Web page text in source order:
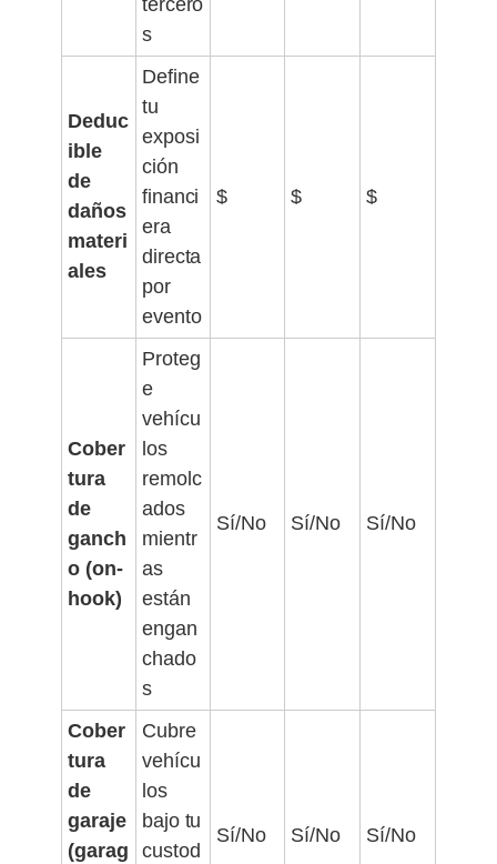
tercero
s
Deduc
ible
de
daños
materi
ales
Define
tu
exposi
ción
financi
era
directa
por
evento
$ $ $
Cober
tura
de
ganch
o (on-
hook)
Proteg
e
vehícu
los
remolc
ados
mientr
as
están
engan
chado
s
Sí/No Sí/No Sí/No
Cober
tura
de
garaje
(garag
Cubre
vehícu
los
bajo tu
custod
Sí/No Sí/No Sí/No